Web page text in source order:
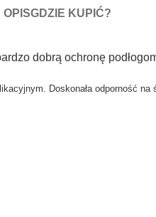
OPISGDZIE KUPIĆ?
dobrą ochronę
Doskonała odporność